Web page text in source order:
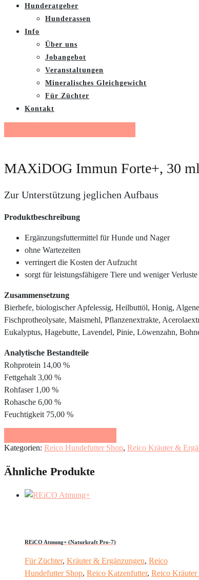
Hunderatgeber
Hunderassen
Info
Über uns
Jobangebot
Veranstaltungen
Mineralisches Gleichgewicht
Für Züchter
Kontakt
MAXiDOG Immun Forte+, 30
Zur Unterstützung jeglichen Aufbaus
Produktbeschreibung
Ergänzungsfuttermittel für Hunde und Nager
ohne Wartezeiten
verringert die Kosten der Aufzucht
sorgt für leistungsfähigere Tiere und weniger Verluste
Zusammensetzung
Bierhefe, biologischer Apfelessig, Heilbuttöl, Honig,
Fischprotheolysate, Maismehl, Pflanzenextrakte,
Eukalyptus, Hagebutte, Lavendel, Pinie, Löwenzahn,
Analytische Bestandteile
Rohprotein 14,00 %
Fettgehalt 3,00 %
Rohfaser 1,00 %
Rohasche 6,00 %
Feuchtigkeit 75,00 %
Kategorien: Reico Hundefutter Shop, Reico Kräuter &
Ähnliche Produkte
REiCO Atmung+ (Naturkraft Pro-7)
Für Züchter, Kräuter & Ergänzungen, Reico
Hundefutter Shop, Reico Katzenfutter, Reico